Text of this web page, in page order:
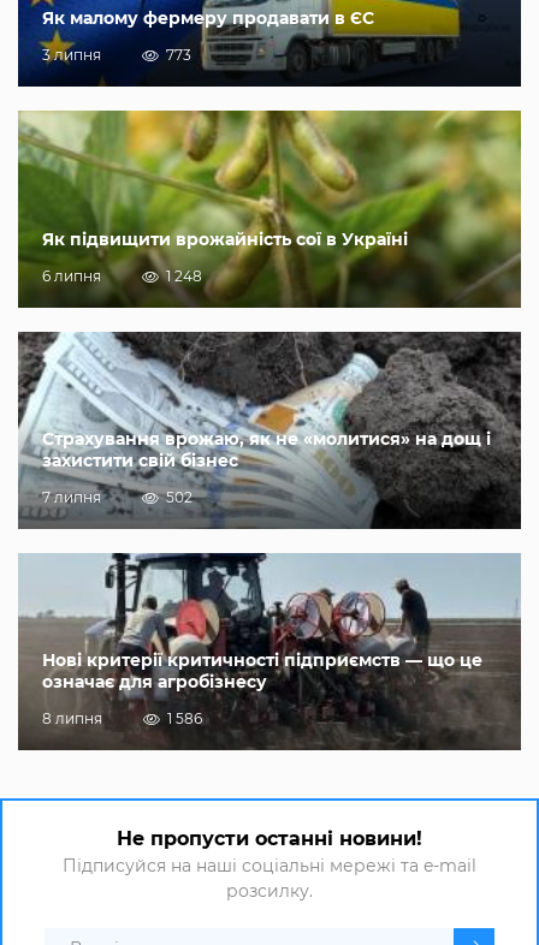
Як малому фермеру продавати в ЄС
3 липня 773
Як підвищити врожайність сої в Україні
6 липня 1 248
Страхування врожаю, як не «молитися» на дощ і
захистити свій бізнес
7 липня 502
Нові критерії критичності підприємств — що це
означає для агробізнесу
8 липня 1 586
Не пропусти останні новини!
Підписуйся на наші соціальні мережі та e-mail
розсилку.